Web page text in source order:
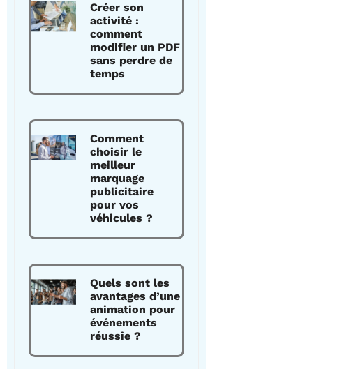
Créer son
activité :
comment
modifier un PDF
sans perdre de
temps
Comment
choisir le
meilleur
marquage
publicitaire
pour vos
véhicules ?
Quels sont les
avantages d’une
animation pour
événements
réussie ?